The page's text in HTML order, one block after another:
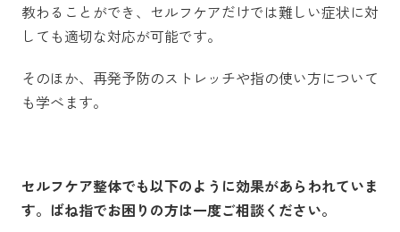
教わることができ、セルフケアだけでは難しい症状に対
しても適切な対応が可能です。
そのほか、再発予防のストレッチや指の使い方について
も学べます。
セルフケア整体でも以下のように効果があらわれていま
す。ばね指でお困りの方は一度ご相談ください。